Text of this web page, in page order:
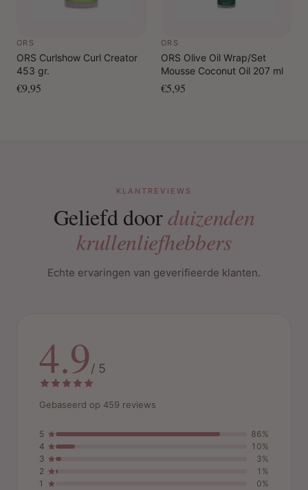
ORS
ORS Curlshow Curl Creator
453 gr.
€9,95
ORS
ORS Olive Oil Wrap/Set
Mousse Coconut Oil 207 ml
€5,95
KLANTREVIEWS
Geliefd doorduizenden
krullenliefhebbers
Echte ervaringen van geverifieerde klanten.
4.9/ 5
Gebaseerd op 459 reviews
5
86%
4
10%
3
3%
2
1%
1
0%